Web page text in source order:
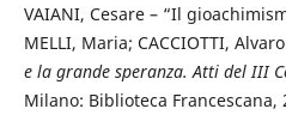
VAIANI, Cesare – “Il
MELLI, Maria; CACCIOTTI,
e la grande speranza. Atti del III
Milano: Biblioteca Francescana,